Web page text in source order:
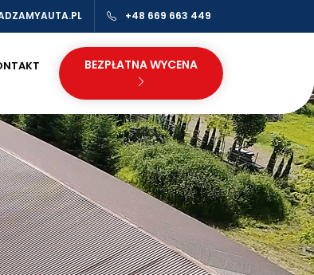
+48 669 663 449
BEZPŁATNA WYCENA